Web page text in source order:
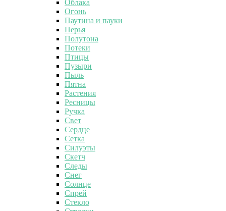
Облака
Огонь
Паутина и пауки
Перья
Полутона
Потеки
Птицы
Пузыри
Пыль
Пятна
Растения
Ресницы
Ручка
Свет
Сердце
Сетка
Силуэты
Скетч
Следы
Снег
Солнце
Спрей
Стекло